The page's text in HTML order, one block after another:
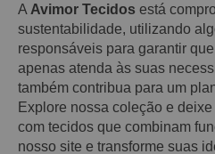
A Avimor Tecidos está
sustentabilidade, utilizando
responsáveis para garantir
apenas atenda às suas
também contribua para um
Explore nossa coleção e
com tecidos que combinam
nosso site e transforme suas